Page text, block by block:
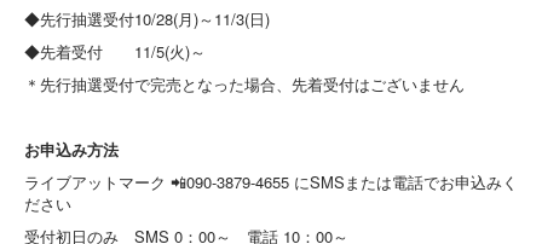
◆先行抽選受付10/28(月)～11/3(日)
◆先着受付 11/5(火)～
＊先行抽選受付で完売となった場合、先着受付はございません
お申込み方法
ライブアットマーク 📲090-3879-4655 にSMSまたは電話でお申込みく
ださい
受付初日のみ SMS 0：00～ 電話 10：00～